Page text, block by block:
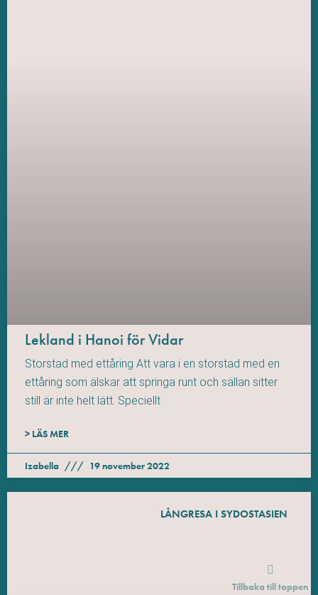
Lekland i Hanoi för Vidar
Storstad med ettåring Att vara i en storstad med en
ettåring som älskar att springa runt och sällan sitter
still är inte helt lätt. Speciellt
> LÄS MER
Izabella 19 november 2022
LÅNGRESA I SYDOSTASIEN
Tillbaka till toppen